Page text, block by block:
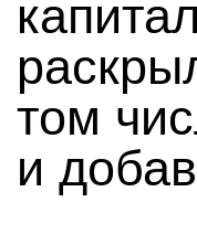
том
и